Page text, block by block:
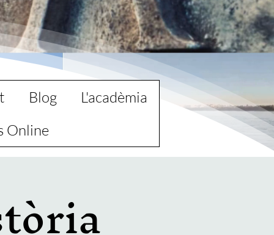
Blog
L'acadèmia
Online